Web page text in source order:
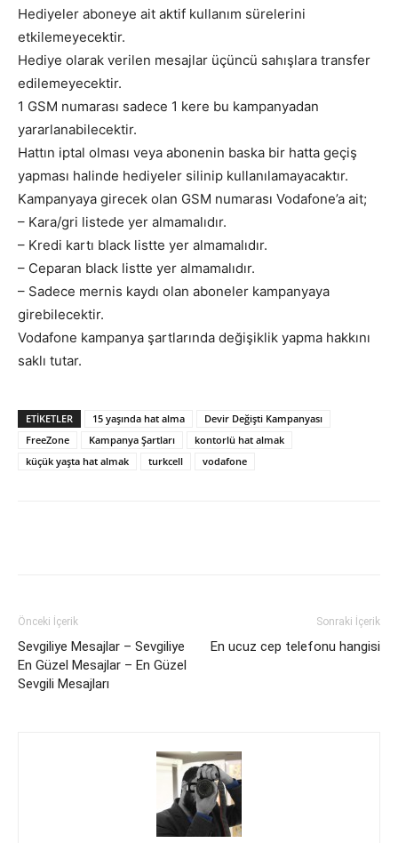
Hediyeler aboneye ait aktif kullanım sürelerini
etkilemeyecektir.
Hediye olarak verilen mesajlar üçüncü sahışlara transfer
edilemeyecektir.
1 GSM numarası sadece 1 kere bu kampanyadan
yararlanabilecektir.
Hattın iptal olması veya abonenin baska bir hatta geçiş
yapması halinde hediyeler silinip kullanılamayacaktır.
Kampanyaya girecek olan GSM numarası Vodafone’a ait;
– Kara/gri listede yer almamalıdır.
– Kredi kartı black listte yer almamalıdır.
– Ceparan black listte yer almamalıdır.
– Sadece mernis kaydı olan aboneler kampanyaya
girebilecektir.
Vodafone kampanya şartlarında değişiklik yapma hakkını
saklı tutar.
ETIKETLER 15 yaşında hat alma
Devir Değişti Kampanyası
FreeZone
Kampanya Şartları
kontorlü hat almak
küçük yaşta hat almak
turkcell vodafone
Önceki İçerik
Sevgiliye Mesajlar – Sevgiliye
En Güzel Mesajlar – En Güzel
Sevgili Mesajları
Sonraki İçerik
En ucuz cep telefonu hangisi